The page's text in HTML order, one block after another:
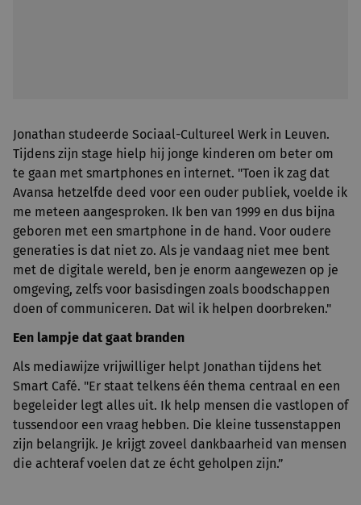
Jonathan studeerde Sociaal-Cultureel Werk in Leuven.
Tijdens zijn stage hielp hij jonge kinderen om beter om
te gaan met smartphones en internet. "Toen ik zag dat
Avansa hetzelfde deed voor een ouder publiek, voelde ik
me meteen aangesproken. Ik ben van 1999 en dus bijna
geboren met een smartphone in de hand. Voor oudere
generaties is dat niet zo. Als je vandaag niet mee bent
met de digitale wereld, ben je enorm aangewezen op je
omgeving, zelfs voor basisdingen zoals boodschappen
doen of communiceren. Dat wil ik helpen doorbreken."
Een lampje dat gaat branden
Als mediawijze vrijwilliger helpt Jonathan tijdens het
Smart Café. "Er staat telkens één thema centraal en een
begeleider legt alles uit. Ik help mensen die vastlopen of
tussendoor een vraag hebben. Die kleine tussenstappen
zijn belangrijk. Je krijgt zoveel dankbaarheid van mensen
die achteraf voelen dat ze écht geholpen zijn.”